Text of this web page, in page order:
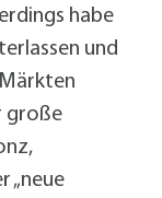
habe
und
große
„neue